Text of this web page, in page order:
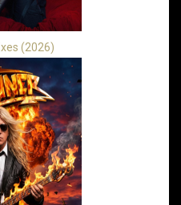
(2026)